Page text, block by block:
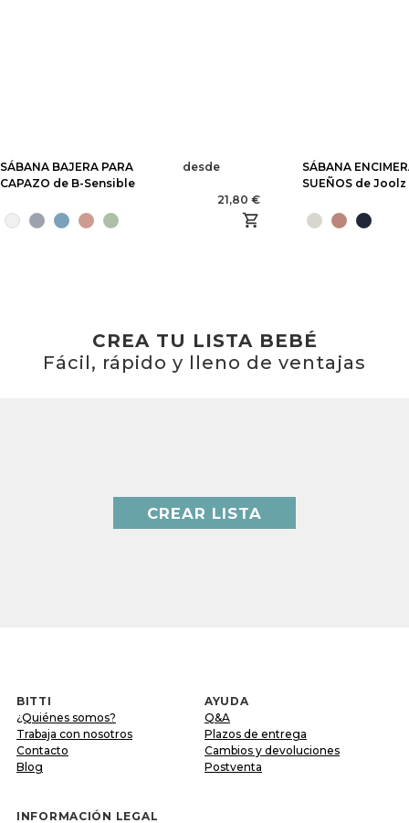
SÁBANA BAJERA PARA
CAPAZO de B-Sensible
desde
21,80 €
SÁBANA
SUEÑOS de Joolz
CREA TU LISTA BEBÉ
Fácil, rápido y lleno de ventajas
CREAR LISTA
BITTI
¿Quiénes somos?
Trabaja con nosotros
Contacto
Blog
AYUDA
Q&A
Plazos de entrega
Cambios y devoluciones
Postventa
INFORMACIÓN LEGAL